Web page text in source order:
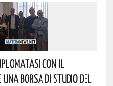
Con Il
Una Borsa Di Studio Del